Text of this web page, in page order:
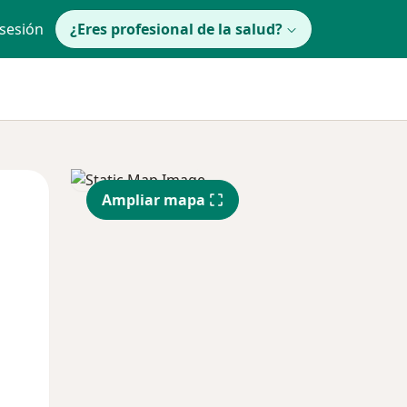
¿Eres profesional de la salud?
Mar
11 Ago
Mié
12 Ago
Ampliar mapa